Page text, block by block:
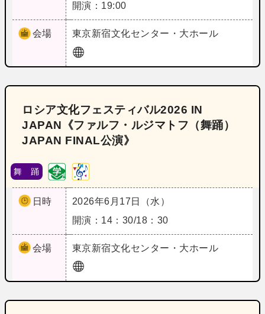
開演：19:00
会場 東京新宿文化センター・大ホール
ロシア文化フェスティバル2026 IN
JAPAN《ファルフ・ルジマトフ（舞踊）
JAPAN FINAL公演》
舞 踊
日時
2026年6月17日（水）
開演：14：30/18：30
会場 東京新宿文化センター・大ホール